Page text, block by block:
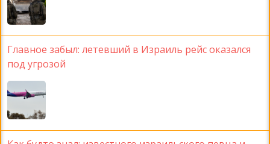
Главное забыл: летевший в Израиль рейс оказался
под угрозой